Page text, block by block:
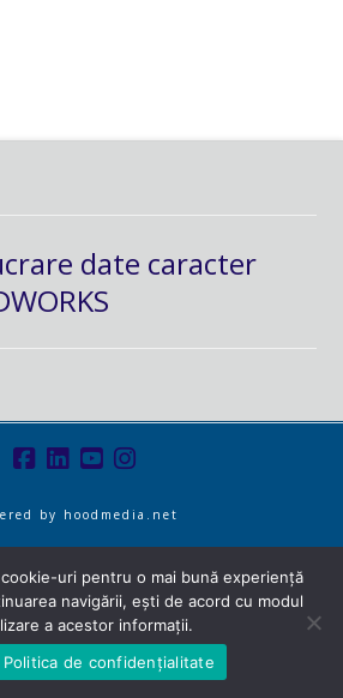
date caracter
by hoodmedia.net
uri pentru o mai bună experiență
navigării, ești de acord cu modul
a acestor informații.
Politica de confidențialitate